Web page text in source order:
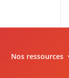
Nos ressources